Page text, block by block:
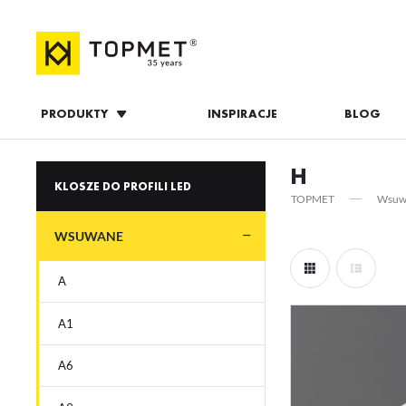
PRODUKTY INSPIRACJE BLOG
KLOSZE DO PROFILI LED
WSUWANE
A
A1
A6
H
TOPMET